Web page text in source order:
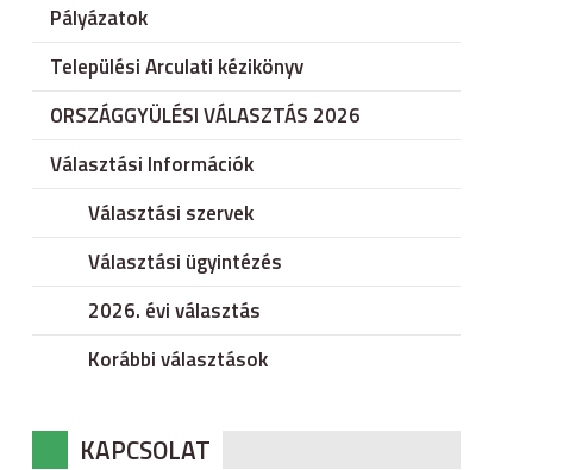
Pályázatok
Települési Arculati kézikönyv
ORSZÁGGYÜLÉSI VÁLASZTÁS 2026
Választási Információk
Választási szervek
Választási ügyintézés
2026. évi választás
Korábbi választások
KAPCSOLAT